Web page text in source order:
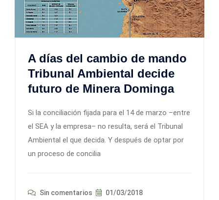
A días del cambio de mando
Tribunal Ambiental decide
futuro de Minera Dominga
Si la conciliación fijada para el 14 de marzo –entre
el SEA y la empresa– no resulta, será el Tribunal
Ambiental el que decida. Y después de optar por
un proceso de concilia
Sin comentarios 01/03/2018